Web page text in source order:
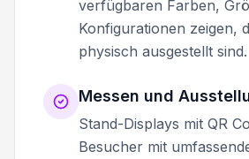
verfügbaren Farben,
Konfigurationen zeigen,
physisch ausgestellt sind.
Messen und
Stand-Displays mit QR
Besucher mit